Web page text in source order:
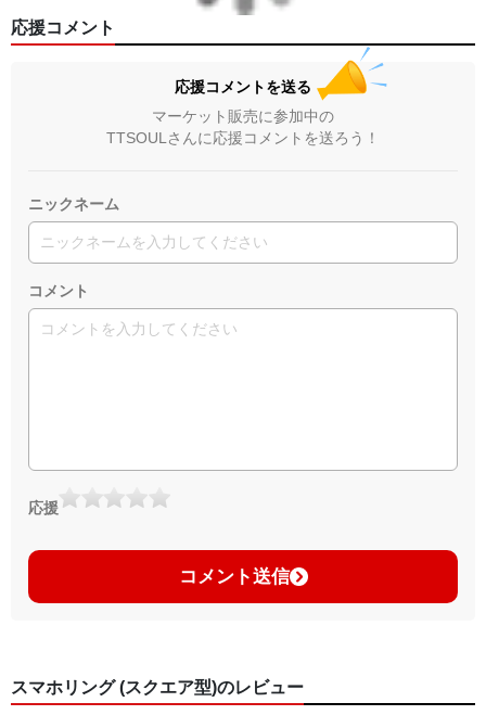
応援コメント
応援コメントを送る
マーケット販売に参加中の
TTSOULさんに応援コメントを送ろう！
ニックネーム
コメント
応援
コメント送信
スマホリング (スクエア型)のレビュー